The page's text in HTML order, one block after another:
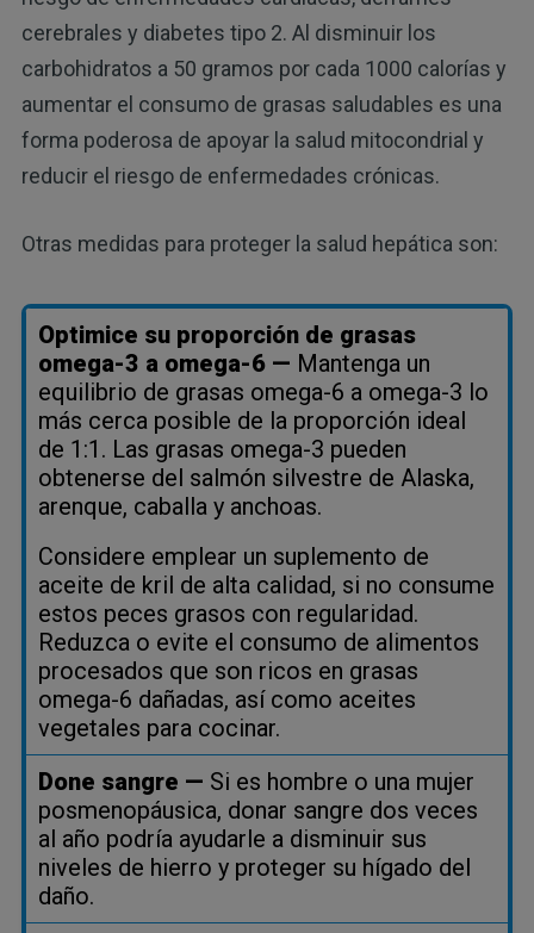
cerebrales y diabetes tipo 2. Al disminuir los
carbohidratos a 50 gramos por cada 1000 calorías y
aumentar el consumo de grasas saludables es una
forma poderosa de apoyar la salud mitocondrial y
reducir el riesgo de enfermedades crónicas.
Otras medidas para proteger la salud hepática son:
Optimice su proporción de grasas
omega-3 a omega-6 — Mantenga un
equilibrio de grasas omega-6 a omega-3 lo
más cerca posible de la proporción ideal
de 1:1. Las grasas omega-3 pueden
obtenerse del salmón silvestre de Alaska,
arenque, caballa y anchoas.
Considere emplear un suplemento de
aceite de kril de alta calidad, si no consume
estos peces grasos con regularidad.
Reduzca o evite el consumo de alimentos
procesados que son ricos en grasas
omega-6 dañadas, así como aceites
vegetales para cocinar.
Done sangre — Si es hombre o una mujer
posmenopáusica, donar sangre dos veces
al año podría ayudarle a disminuir sus
niveles de hierro y proteger su hígado del
daño.